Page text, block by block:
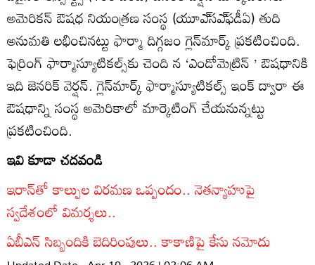
అమెరికన్‌ ఔషధ నియంత్రణ సంస్థ (యూఎ్‌సఎ్‌ఫడీఏ) తుది
అనుమతి లభించినట్టు ఫార్మా దిగ్గజం గ్లెన్‌మార్క్‌ ప్రకటించింది.
ఫెర్రింగ్‌ ఫార్మాస్యూటికల్స్‌కు చెంది న ‘ఎండోమెట్రిన్‌ ’ ఔషధానికి
ఇది జెనరిక్‌ వెర్షన్‌. గ్లెన్‌మార్క్‌ ఫార్మాస్యూటికల్స్‌ ఇంక్‌ ద్వారా ఈ
ఔషధాన్ని సంస్థ అమెరికాలో మార్కెటింగ్‌ చేయనున్నట్టు
ప్రకటించింది.
ఇవి కూడా చదవండి
ఇరాన్‌తో కాల్పుల విరమణ ఒప్పందం.. నెతన్యాహుపై
స్వదేశంలో విమర్శలు..
ఏబీఎన్‌ సిబ్బందికి బెదిరింపులు.. కాకాణిపై కేసు నమోదు